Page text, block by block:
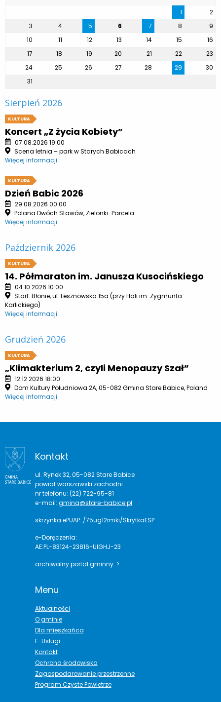
1
2
3
4 5 6 7 8
9
10
11 12 13 14 15
16
17
18 19 20 21 22
23
24
25 26 27 28 29
30
31
Sierpień 2026
KULTURA
Koncert „Z życia Kobiety”
07.08.2026 19:00
Scena letnia – park w Starych Babicach
Więcej informacji
KULTURA
Dzień Babic 2026
29.08.2026 00:00
Polana Dwóch Stawów, Zielonki-Parcela
Więcej informacji
Październik 2026
KULTURA
14. Półmaraton im. Janusza Kusocińskiego
04.10.2026 10:00
Start: Błonie, ul. Lesznowska 15a (przy Hali im. Zygmunta
Karlickiego)
Więcej informacji
Grudzień 2026
KULTURA
„Klimakterium 2, czyli Menopauzy Szał”
12.12.2026 18:00
Dom Kultury Południowa 2A, 05-082 Gmina Stare Babice, Poland
Więcej informacji
Kontakt
ul. Rynek 32, 05-082 Stare Babice
powiat warszawski zachodni
nr telefonu: (22) 722-95-81
e-mail: gmina@stare-babice.pl
skrzynka ePUAP: /75ug12rmki/SkrytkaESP
e-Doręczenia:
AE:PL-83124-23816-UIGHJ-23
archiwalny portal gminny >
Menu
Aktualności
O gminie
Dla mieszkańca
E-Usługi
Kontakt
Ochrona środowiska
Zagospodarowanie przestrzenne
Program Czyste Powietrze